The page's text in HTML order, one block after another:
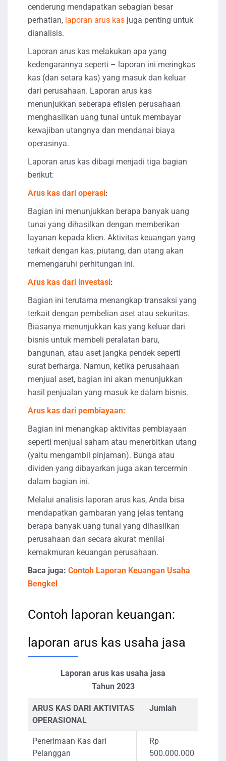
cenderung mendapatkan sebagian besar
perhatian, laporan arus kas juga penting untuk
dianalisis.
Laporan arus kas melakukan apa yang
kedengarannya seperti – laporan ini meringkas
kas (dan setara kas) yang masuk dan keluar
dari perusahaan. Laporan arus kas
menunjukkan seberapa efisien perusahaan
menghasilkan uang tunai untuk membayar
kewajiban utangnya dan mendanai biaya
operasinya.
Laporan arus kas dibagi menjadi tiga bagian
berikut:
Arus kas dari operasi:
Bagian ini menunjukkan berapa banyak uang
tunai yang dihasilkan dengan memberikan
layanan kepada klien. Aktivitas keuangan yang
terkait dengan kas, piutang, dan utang akan
memengaruhi perhitungan ini.
Arus kas dari investasi:
Bagian ini terutama menangkap transaksi yang
terkait dengan pembelian aset atau sekuritas.
Biasanya menunjukkan kas yang keluar dari
bisnis untuk membeli peralatan baru,
bangunan, atau aset jangka pendek seperti
surat berharga. Namun, ketika perusahaan
menjual aset, bagian ini akan menunjukkan
hasil penjualan yang masuk ke dalam bisnis.
Arus kas dari pembiayaan:
Bagian ini menangkap aktivitas pembiayaan
seperti menjual saham atau menerbitkan utang
(yaitu mengambil pinjaman). Bunga atau
dividen yang dibayarkan juga akan tercermin
dalam bagian ini.
Melalui analisis laporan arus kas, Anda bisa
mendapatkan gambaran yang jelas tentang
berapa banyak uang tunai yang dihasilkan
perusahaan dan secara akurat menilai
kemakmuran keuangan perusahaan.
Baca juga: Contoh Laporan Keuangan Usaha
Bengkel
Contoh laporan keuangan:
laporan arus kas usaha jasa
Laporan arus kas usaha jasa
Tahun 2023
ARUS KAS DARI AKTIVITAS
OPERASIONAL
Jumlah
Penerimaan Kas dari
Pelanggan
Rp
500.000.000